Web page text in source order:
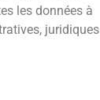
les données à
juridiques